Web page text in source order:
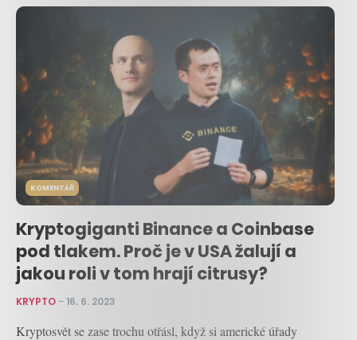
KOMENTÁŘ
Kryptogiganti Binance a Coinbase
pod tlakem. Proč je v USA žalují a
jakou roli v tom hrají citrusy?
KRYPTO–16. 6. 2023
Kryptosvět se zase trochu otřásl, když si americké úřady